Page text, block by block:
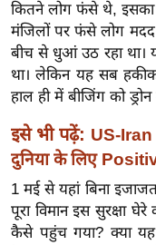
बे
मि
सा
ल
श
ख्सि
य
त
यं
कितने लोग फंसे थे, इसका
मंजिलों पर फंसे लोग
बीच से धुआं उठ रहा था।
था। लेकिन यह सब
हाल ही में बीजिंग को
इसे भी पढ़ें: US-
दुनिया के लिए
1 मई से यहां बिना
पूरा विमान इस सुरक्षा
कैसे पहुंच गया? क्या यह